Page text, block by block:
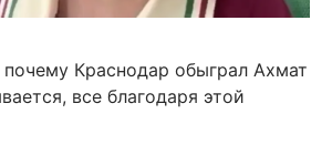
Краснодар обыграл Ахмат
все благодаря этой